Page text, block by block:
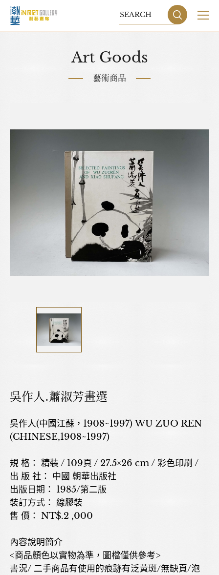
網站地圖
DESIGNBY GRNET
Art Goods
藝術商品
吳作人.蕭淑芳畫選
吳作人(中國江蘇，1908~1997) WU ZUO REN
(CHINESE,1908~1997)
規 格： 精裝 / 109頁 / 27.5×26 cm / 彩色印刷 /
出 版 社： 中國 朝華出版社
出版日期： 1985/第二版
裝訂方式： 線膠裝
售 價： NT$.2 ,000
內容說明簡介
<商品顏色以實物為準，圖檔僅供參考>
書況/ 二手商品有使用的痕跡有泛黃斑/無缺頁/泡